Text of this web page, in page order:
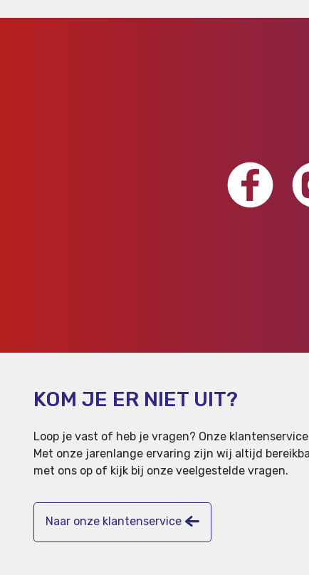
KOM JE ER NIET UIT?
Loop je vast of heb je vragen? Onze
Met onze jarenlange ervaring zijn wij altijd
met ons op of kijk bij onze veelgestelde vragen.
Naar onze klantenservice